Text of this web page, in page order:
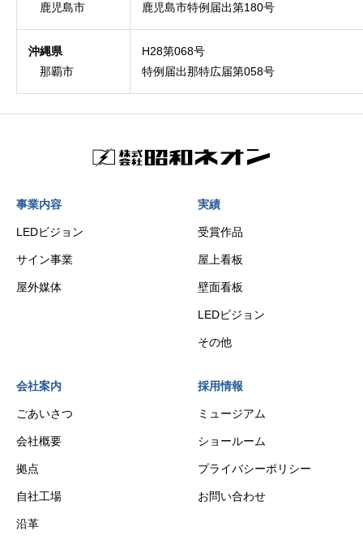
鹿児島市
鹿児島市特例届出第180号
沖縄県
那覇市
H28第068号
特例届出那特広届第058号
事業内容
LEDビジョン
サイン事業
屋外媒体
実績
受賞作品
屋上看板
壁面看板
LEDビジョン
その他
会社案内
ごあいさつ
会社概要
拠点
自社工場
沿革
採用情報
ミュージアム
ショールーム
プライバシーポリシー
お問い合わせ